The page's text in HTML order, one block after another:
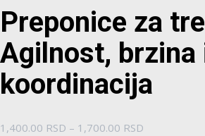
Preponice za
Agilnost, brzina
koordinacija
1,400.00 RSD – 1,700.00 RSD